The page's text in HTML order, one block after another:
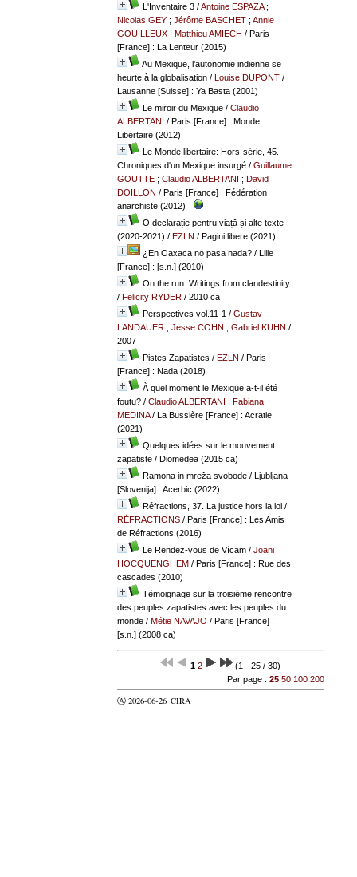
L'Inventaire 3/Antoine ESPAZA;
Nicolas GEY; Jérôme BASCHET; Annie
GOUILLEUX; Matthieu AMIECH / Paris
[France] : La Lenteur (2015)
Au Mexique, l'autonomie indienne se
heurte à la globalisation/ Louise DUPONT/
Lausanne [Suisse] : Ya Basta (2001)
Le miroir du Mexique/ Claudio
ALBERTANI / Paris [France] : Monde
Libertaire (2012)
Le Monde libertaire: Hors-série, 45.
Chroniques d'un Mexique insurgé/ Guillaume
GOUTTE; Claudio ALBERTANI ; David
DOILLON / Paris [France] : Fédération
anarchiste (2012)
O declarație pentru viață și alte texte
(2020-2021) / EZLN / Pagini libere (2021)
¿En Oaxaca no pasa nada?/ Lille
[France] : [s.n.] (2010)
On the run: Writings from clandestinity
/ Felicity RYDER/ 2010 ca
Perspectives vol.11-1 / Gustav
LANDAUER; Jesse COHN ; Gabriel KUHN /
2007
Pistes Zapatistes / EZLN / Paris
[France] : Nada (2018)
À quel moment le Mexique a-t-il été
foutu?/ Claudio ALBERTANI ; Fabiana
MEDINA/ La Bussière [France] : Acratie
(2021)
Quelques idées sur le mouvement
zapatiste/ Diomedea (2015 ca)
Ramona in mreža svobode/ Ljubljana
[Slovenija] : Acerbic (2022)
Réfractions, 37. La justice hors la loi/
RÉFRACTIONS/ Paris [France] : Les Amis
de Réfractions (2016)
Le Rendez-vous de Vícam/ Joani
HOCQUENGHEM/ Paris [France] : Rue des
cascades (2010)
Témoignage sur la troisième rencontre
des peuples zapatistes avec les peuples du
monde/ Métie NAVAJO / Paris [France] :
[s.n.] (2008 ca)
1 2
(1 - 25 / 30)
Par page : 25 50 100 200
Ⓐ 2026-06-26 CIRA